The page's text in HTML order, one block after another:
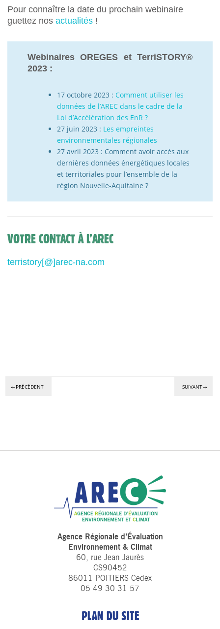
Pour connaître la date du prochain webinaire
guettez nos actualités !
Webinaires OREGES et TerriSTORY®
2023 :
17 octobre 2023 : Comment utiliser les
données de l’AREC dans le cadre de la
Loi d’Accélération des EnR ?
27 juin 2023 : Les empreintes
environnementales régionales
27 avril 2023 : Comment avoir accès aux
dernières données énergétiques locales
et territoriales pour l’ensemble de la
région Nouvelle-Aquitaine ?
VOTRE CONTACT À L’AREC
terristory[@]arec-na.com
←PRÉCÉDENT SUIVANT→
Agence Régionale d’Évaluation
Environnement & Climat
60, rue Jean Jaurès
CS90452
86011 POITIERS Cedex
05 49 30 31 57
PLAN DU SITE